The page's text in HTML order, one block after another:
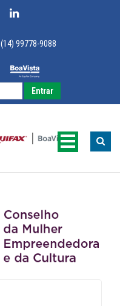
(14) 99778-9088